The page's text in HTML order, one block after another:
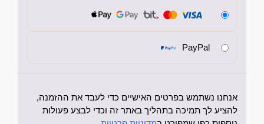
PayPal
אנחנו נשתמש בפרטים האישיים כדי לעבד את ההזמנה,
להציע לך תמיכה בתהליך באתר זה וכדי לבצע פעולות